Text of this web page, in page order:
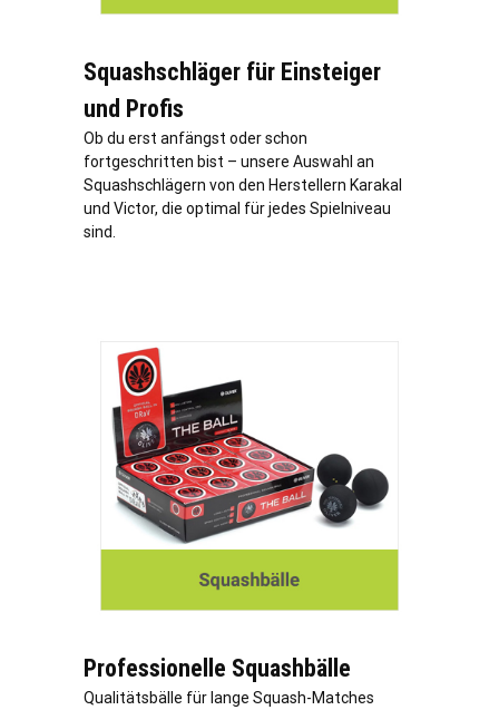
Squashschläger für Einsteiger
und Profis
Ob du erst anfängst oder schon
fortgeschritten bist – unsere Auswahl an
Squashschlägern von den Herstellern Karakal
und Victor, die optimal für jedes Spielniveau
sind.
Professionelle Squashbälle
Qualitätsbälle für lange Squash-Matches